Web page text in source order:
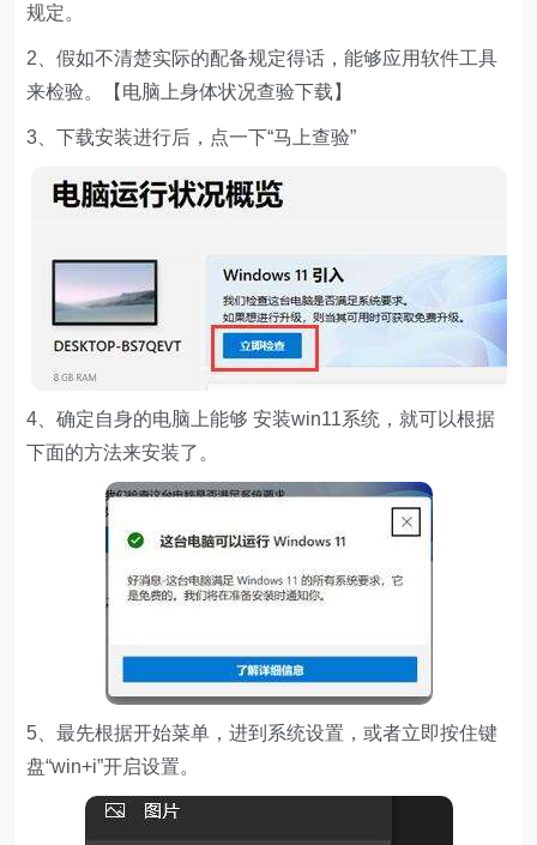
规定。
2、假如不清楚实际的配备规定得话，能够应用软件工具
来检验。【电脑上身体状况查验下载】
3、下载安装进行后，点一下“马上查验”
4、确定自身的电脑上能够 安装win11系统，就可以根据
下面的方法来安装了。
5、最先根据开始菜单，进到系统设置，或者立即按住键
盘“win+i”开启设置。